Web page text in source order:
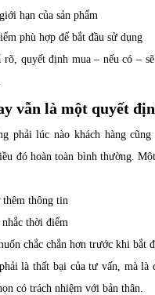
hạn của sản phẩm
phù hợp để bắt đầu sử dụng
quyết định mua – nếu có –
vẫn là một quyết
phải lúc nào khách hàng cũng
đó hoàn toàn bình thường.
thêm thông tin
thời điểm
chắc chắn hơn trước khi bắt
là thất bại của tư vấn, mà là
có trách nhiệm với bản thân.